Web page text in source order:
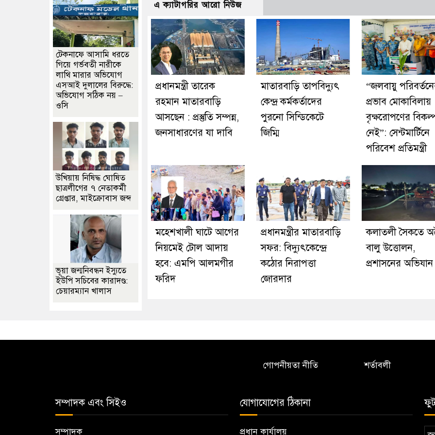
এ ক্যাটাগরির আরো নিউজ
প্রধানমন্ত্রী তারেক
রহমান মাতারবাড়ি
আসছেন : প্রস্তুতি সম্পন্ন,
জনসাধারণের যা দাবি
মাতারবাড়ি তাপবিদ্যুৎ
কেন্দ্র কর্মকর্তাদের
পুরনো সিন্ডিকেটে
জিম্মি
“জলবায়ু
প্রভাব মোকাবিলায়
বৃক্ষরোপণের
নেই”: সেন্টমার্টিনে
পরিবেশ প্রতিমন্ত্রী
মহেশখালী ঘাটে আগের
নিয়মেই টোল আদায়
হবে: এমপি আলমগীর
ফরিদ
প্রধানমন্ত্রীর মাতারবাড়ি
সফর: বিদ্যুৎকেন্দ্রে
কঠোর নিরাপত্তা
জোরদার
কলাতলী সৈকতে
বালু উত্তোলন,
প্রশাসনের অভিযান
টেকনাফে আসামি ধরতে
গিয়ে গর্ভবতী নারীকে
লাথি মারার অভিযোগ
এসআই দুলালের বিরুদ্ধে:
অভিযোগ সঠিক নয় –
ওসি
উখিয়ায় নিষিদ্ধ ঘোষিত
ছাত্রলীগের ৭ নেতাকর্মী
গ্রেপ্তার, মাইক্রোবাস জব্দ
ভূয়া জন্মনিবন্ধন ইস্যুতে
ইউপি সচিবের কারাদণ্ড:
চেয়ারম্যান খালাস
গোপনীয়তা নীতি শর্তাবলী
সম্পাদক এবং সিইও
সম্পাদক
যোগাযোগের ঠিকানা
প্রধান কার্যালয়